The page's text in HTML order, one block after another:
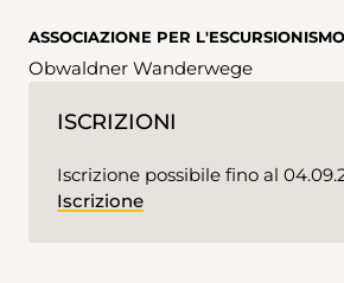
ASSOCIAZIONE PER L'ESCURSIONISMO
Obwaldner Wanderwege
ISCRIZIONI
Iscrizione possibile fino al
Iscrizione